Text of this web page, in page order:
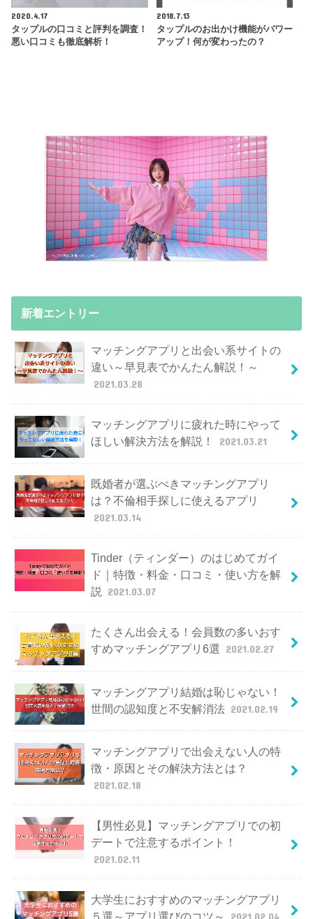
2020.4.17
タップルの口コミと評判を調査！
悪い口コミも徹底解析！
2018.7.13
タップルのお出かけ機能がパワー
アップ！何が変わったの？
新着エントリー
マッチングアプリと出会い系サイトの
違い～早見表でかんたん解説！～
2021.03.28
マッチングアプリに疲れた時にやって
ほしい解決方法を解説！
2021.03.21
既婚者が選ぶべきマッチングアプリ
は？不倫相手探しに使えるアプリ
2021.03.14
Tinder（ティンダー）のはじめてガイ
ド｜特徴・料金・口コミ・使い方を解
説
2021.03.07
たくさん出会える！会員数の多いおす
すめマッチングアプリ6選 2021.02.27
マッチングアプリ結婚は恥じゃない！
世間の認知度と不安解消法 2021.02.19
マッチングアプリで出会えない人の特
徴・原因とその解決方法とは？
2021.02.18
【男性必見】マッチングアプリでの初
デートで注意するポイント！
2021.02.11
大学生におすすめのマッチングアプリ
５選～アプリ選びのコツ～
2021.02.04